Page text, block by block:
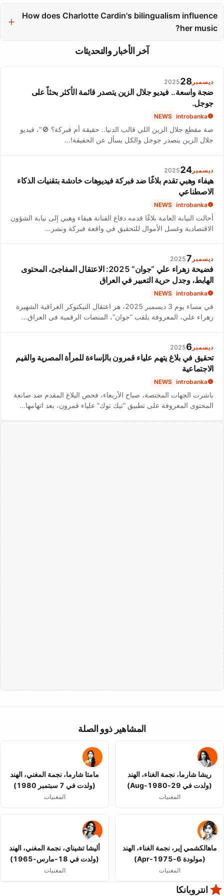
heartbreak, and liberation, blending pop hooks with raw rock
energy.
How does Charlotte Cardin's bilingualism influence
her music?
Charlotte Cardin's bilingualism allows her to connect with a
wider audience and honors her roots, enriching her artistic
آخر الأخبار والتحديثات
ديسمبر 28
2025
ضجة واسعة.. فيديو جلال الزين يتصدر قائمة الأكثر بحثاً على
جوجل.
introbanka
NEWS
صة مقطع جلال الزين اللي قالب الدنيا.. حقيقة أم فبركة؟ 🚫"، فيديو
جلال الزين يتصدر جوجل والكل يسأل عن الحقيقة!…
ديسمبر 24
2025
هيفاء وهبي تقدم بلاغًا ضد فبركة فيديوهات خادشة بتقنيات الذكاء
الاصطناعي
introbanka
NEWS
أحالت النيابة العامة بلاغًا قدمه دفاع الفنانة هيفاء وهبي إلى نيابة الشؤون
الاقتصادية وغسل الأموال للتحقيق في واقعة فبركة ونشر…
ديسمبر 7
2025
فضيحة زهراء علي “جوان” 2025: الاعتقال المفاجئ، المحتوى
الهابط، وجدل حرية التعبير في العراق
introbanka
NEWS
في مساء يوم 3 ديسمبر 2025، هز اعتقال التيكتوكر العراقية الشهيرة
زهراء علي، المعروفة بلقب “جوان”، المنصات الرقمية في العراق…
ديسمبر 6
2025
تحقيق في بلاغ يتهم علياء قمرون بالإساءة للمرأة المصرية والقيم
الاجتماعية
introbanka
NEWS
باشرت الجهات المختصة، صباح الأربعاء، فحص البلاغ المقدم ضد صانعة
المحتوى المعروفة على تطبيق “تيك توك” علياء قمرون، بعد اتهامها…
المشاهير ذوو الصلة
ريشا شارما، نجمة الغناء، الهند
(ولدت في 29-Aug-1980)
المغنيات
مامتا شارما، نجمة المغني، الهند
(ولدت في 7 سبتمبر 1980)
المغنيات
ماهالكشمي إير، نجمة الغناء، الهند
(مولودة 6-Apr-1975)
المغنيات
أليشا تشيناي، نجمة المغني، الهند
(ولدت في 18-مارس-1965)
المغنيات
انتروبانكا